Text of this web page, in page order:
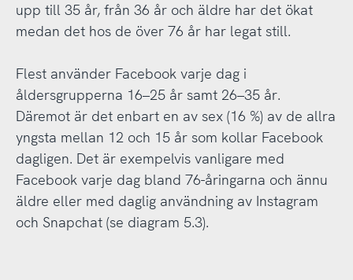
upp till 35 år, från 36 år och äldre har det ökat
medan det hos de över 76 år har legat still.
Flest använder Facebook varje dag i
åldersgrupperna 16–25 år samt 26–35 år.
Däremot är det enbart en av sex (16 %) av de allra
yngsta mellan 12 och 15 år som kollar Facebook
dagligen. Det är exempelvis vanligare med
Facebook varje dag bland 76-åringarna och ännu
äldre eller med daglig användning av Instagram
och Snapchat (se diagram 5.3).